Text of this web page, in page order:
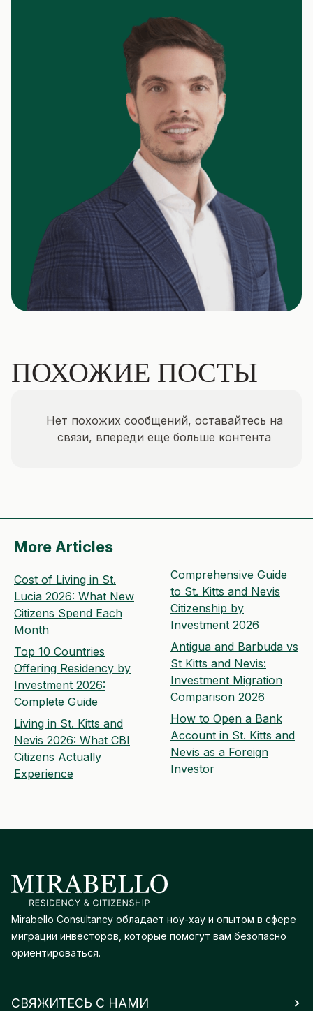
ПОХОЖИЕ ПОСТЫ
Нет похожих сообщений, оставайтесь на
связи, впереди еще больше контента
More Articles
Cost of Living in St.
Lucia 2026: What New
Citizens Spend Each
Month
Top 10 Countries
Offering Residency by
Investment 2026:
Complete Guide
Living in St. Kitts and
Nevis 2026: What CBI
Citizens Actually
Experience
Comprehensive Guide
to St. Kitts and Nevis
Citizenship by
Investment 2026
Antigua and Barbuda vs
St Kitts and Nevis:
Investment Migration
Comparison 2026
How to Open a Bank
Account in St. Kitts and
Nevis as a Foreign
Investor
Mirabello Consultancy обладает ноу-хау и опытом в сфере
миграции инвесторов, которые помогут вам безопасно
ориентироваться.
СВЯЖИТЕСЬ С НАМИ